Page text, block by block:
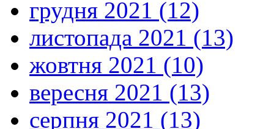
грудня 2021 (12)
листопада 2021 (13)
жовтня 2021 (10)
вересня 2021 (13)
серпня 2021 (13)